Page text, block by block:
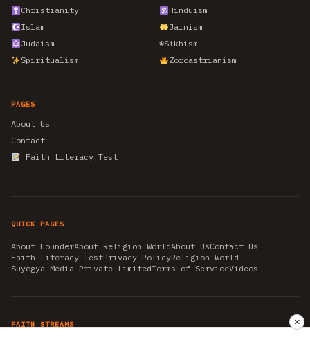
Christianity
Hinduism
Islam
Jainism
Judaism
☬Sikhism
Spiritualism
Zoroastrianism
PAGES
About Us
Contact
Faith Literacy Test
QUICK PAGES
About FounderAbout Religion WorldAbout UsContact Us
Faith Literacy TestPrivacy PolicyReligion World
Suyogya Media Private LimitedTerms of ServiceVideos
FAITH STREAMS ✕